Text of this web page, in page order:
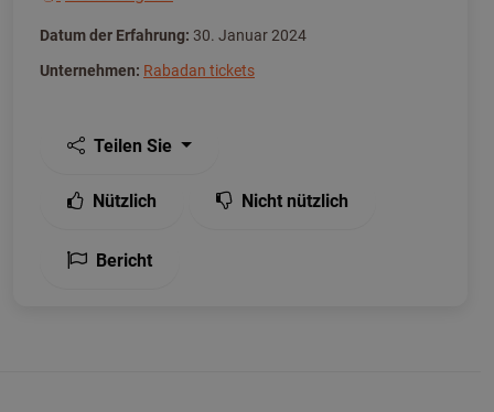
Datum der Erfahrung: 30. Januar 2024
Unternehmen: Rabadan tickets
Teilen Sie
Nützlich Nicht nützlich
Bericht